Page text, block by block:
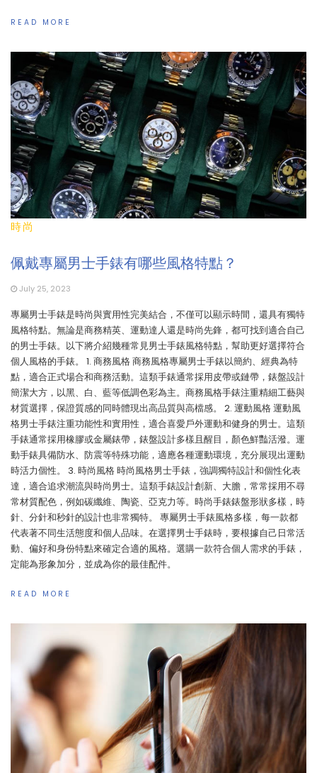
READ MORE
時尚
佩戴專屬男士手錶有哪些風格特點？
July 25, 2023
專屬男士手錶是時尚與實用性完美結合，不僅可以顯示時間，還具有獨特
風格特點。無論是商務精英、運動達人還是時尚先鋒，都可找到適合自己
的男士手錶。以下將介紹幾種常見男士手錶風格特點，幫助更好選擇符合
個人風格的手錶。 1. 商務風格 商務風格專屬男士手錶以簡約、經典為特
點，適合正式場合和商務活動。這類手錶通常採用皮帶或鏈帶，錶盤設計
簡潔大方，以黑、白、藍等低調色彩為主。商務風格手錶注重精細工藝與
材質選擇，保證質感的同時體現出高品質與高檔感。 2. 運動風格 運動風
格男士手錶注重功能性和實用性，適合喜愛戶外運動和健身的男士。這類
手錶通常採用橡膠或金屬錶帶，錶盤設計多樣且醒目，顏色鮮豔活潑。運
動手錶具備防水、防震等特殊功能，適應各種運動環境，充分展現出運動
時活力個性。 3. 時尚風格 時尚風格男士手錶，強調獨特設計和個性化表
達，適合追求潮流與時尚男士。這類手錶設計創新、大膽，常常採用不尋
常材質配色，例如碳纖維、陶瓷、亞克力等。時尚手錶錶盤形狀多樣，時
針、分針和秒針的設計也非常獨特。 專屬男士手錶風格多樣，每一款都
代表著不同生活態度和個人品味。在選擇男士手錶時，要根據自己日常活
動、偏好和身份特點來確定合適的風格。選購一款符合個人需求的手錶，
定能為形象加分，並成為你的最佳配件。
READ MORE